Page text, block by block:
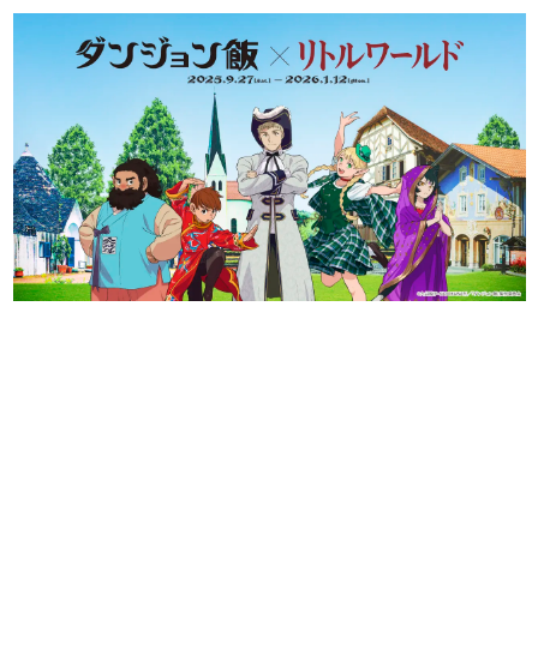
日本モバイルゲーム産業史
日本のモバイルゲーム史における主要なトピック・タイト
ルを網羅するほか、開発者へのインタビューや識者による
解説を掲載。約20年の歴史が一望できる決定版！
若ゲのいたり〜ゲームクリエイターの青春〜
『うつヌケ』『ペンと箸』等で知られるマンガ家・田中圭
一先生によるゲーム業界レポートマンガです。
なんでゲームは面白い？
ゲーム開発者・hamatsu氏がゲームの魅力を画面や操作の
具体的な形から解き明かしていく、硬派で骨太な評論連載
です。